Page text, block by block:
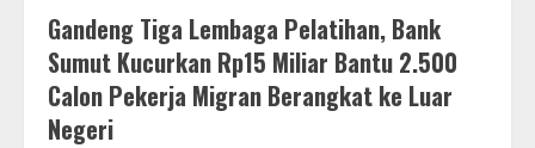
Gandeng Tiga Lembaga Pelatihan, Bank
Sumut Kucurkan Rp15 Miliar Bantu 2.500
Calon Pekerja Migran Berangkat ke Luar
Negeri